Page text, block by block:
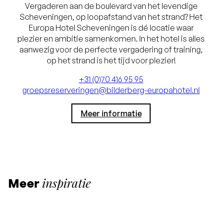
Vergaderen aan de boulevard van het levendige
Scheveningen, op loopafstand van het strand? Het
Europa Hotel Scheveningen is dé locatie waar
plezier en ambitie samenkomen. In het hotel is alles
aanwezig voor de perfecte vergadering of training,
op het strand is het tijd voor plezier!
+31 (0)70 416 95 95
groepsreserveringen@bilderberg-europahotel.nl
Meer informatie
Meer inspiratie